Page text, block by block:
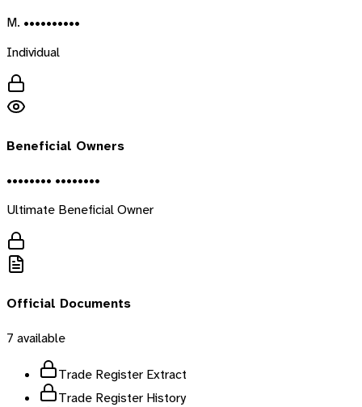
M. ••••••••••
Individual
Beneficial Owners
•••••••• ••••••••
Ultimate Beneficial Owner
Official Documents
7 available
Trade Register Extract
Trade Register History